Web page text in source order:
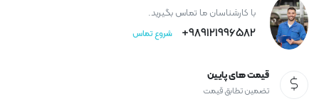
با کارشناسان ما تماس بگیرید.
989121996582+ شروع تماس
قیمت های پایین
تضمین تطابق قیمت